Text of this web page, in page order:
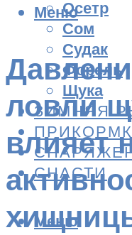
Осетр
Сом
Судак
Форель
Щука
ЗИМНЯЯ
СНАСТИ
Меню
Меню
ловли
влияет